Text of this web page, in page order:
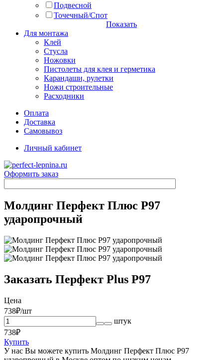
Подвесной
Точечный/Спот
Показать
Для монтажа
Клей
Стусла
Ножовки
Пистолеты для клея и герметика
Карандаши, рулетки
Ножи строительные
Расходники
Оплата
Доставка
Самовывоз
Личный кабинет
Оформить заказ
Молдинг Перфект Плюс P97
ударопрочный
Заказать Перфект Plus P97
Цена
738₽/шт
штук
738₽
Купить
У нас Вы можете купить Молдинг Перфект Плюс P97